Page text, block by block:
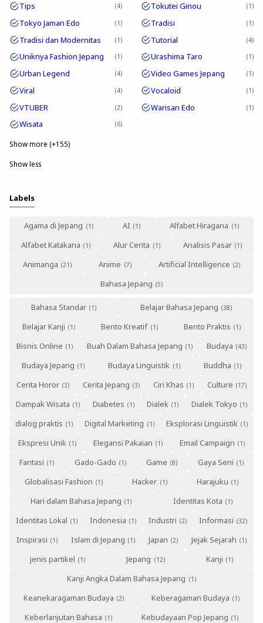
Tips 4 Tokutei Ginou 1
Tokyo Jaman Edo 1 Tradisi 1
Tradisi dan Modernitas 1 Tutorial 4
Uniknya Fashion Jepang 1 Urashima Taro 1
Urban Legend 4 Video Games Jepang 1
Viral 4 Vocaloid 1
VTUBER 2 Warisan Edo 1
Wisata 6
Show more (+155)
Show less
Labels
Agama di Jepang AI
Alfabet Hiragana
Alfabet Katakana
Alur Cerita
Analisis Pasar
Animanga
Anime
Artificial Intelligence
Bahasa Jepang
Bahasa Standar
Belajar Bahasa Jepang
Belajar Kanji
Bento Kreatif
Bento Praktis
Bisnis Online
Buah Dalam Bahasa Jepang
Budaya
Budaya Jepang
Budaya Linguistik
Buddha
Cerita Horor
Cerita Jepang Ciri Khas
Culture
Dampak Wisata
Diabetes Dialek
Dialek Tokyo
dialog praktis
Digital Marketing
Eksplorasi Linguistik
Ekspresi Unik
Elegansi Pakaian
Email Campaign
Fantasi
Gado-Gado Game
Gaya Seni
Globalisasi Fashion
Hacker
Harajuku
Hari dalam Bahasa Jepang
Identitas Kota
Identitas Lokal
Indonesia Industri
Informasi
Inspirasi
Islam di Jepang Japan
Jejak Sejarah
jenis partikel
Jepang
Kanji
Kanji Angka Dalam Bahasa Jepang
Keanekaragaman Budaya
Keberagaman Budaya
Keberlanjutan Bahasa
Kebudayaan Pop Jepang